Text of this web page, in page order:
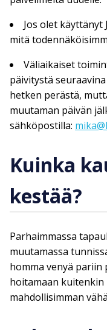
Jos olet
mitä
Väliaikaiset
päivitystä
hetken perästä,
muutaman päivän
sähköpostilla:
Kuinka
kestää?
Parhaimmassa
muutamassa
homma venyä pariin
hoitamaan
mahdollisimman